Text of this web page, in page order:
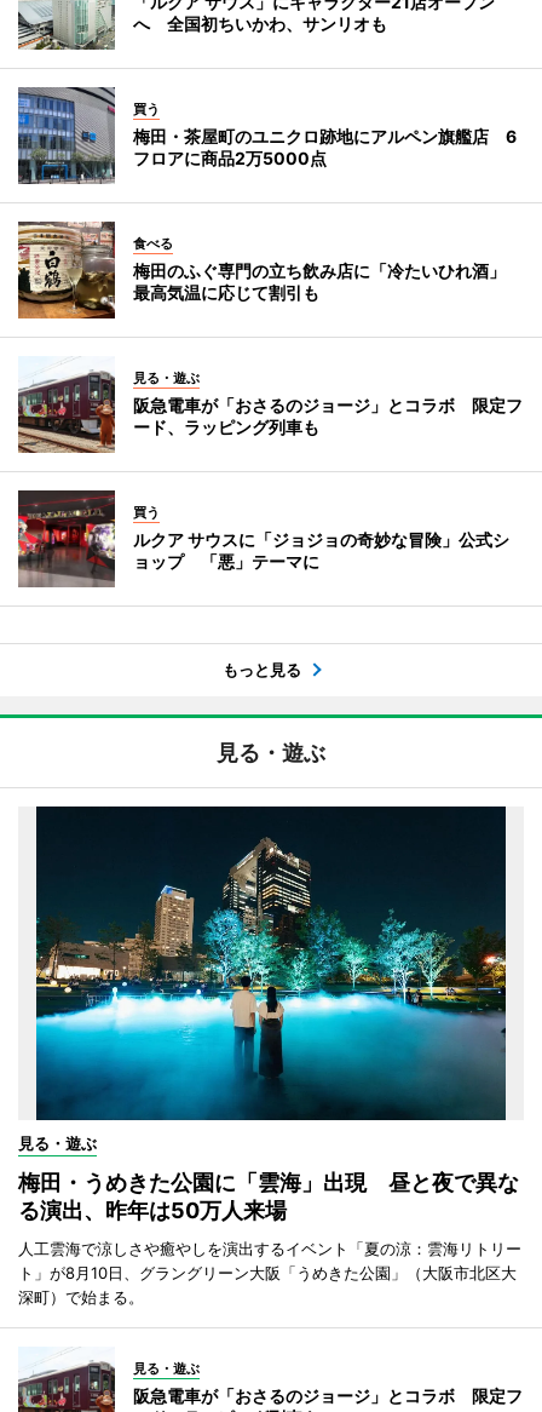
へ 全国初ちいかわ、サンリオも
買う
梅田・茶屋町のユニクロ跡地にアルペン旗艦店 6
フロアに商品2万5000点
食べる
梅田のふぐ専門の立ち飲み店に「冷たいひれ酒」
最高気温に応じて割引も
見る・遊ぶ
阪急電車が「おさるのジョージ」とコラボ 限定フ
ード、ラッピング列車も
買う
ルクア サウスに「ジョジョの奇妙な冒険」公式シ
ョップ 「悪」テーマに
もっと見る
見る・遊ぶ
見る・遊ぶ
梅田・うめきた公園に「雲海」出現 昼と夜で異な
る演出、昨年は50万人来場
人工雲海で涼しさや癒やしを演出するイベント「夏の涼：雲海リトリー
ト」が8月10日、グラングリーン大阪「うめきた公園」（大阪市北区大
深町）で始まる。
見る・遊ぶ
阪急電車が「おさるのジョージ」とコラボ 限定フ